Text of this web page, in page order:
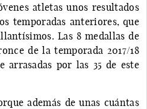
atletas unos resultados
temporadas anteriores, que
Las 8 medallas de
de la temporada 2017/18
arrasadas por las 35 de este
además de unas cuántas